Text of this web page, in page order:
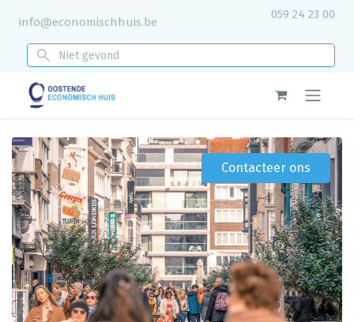
info@economischhuis.be
059 24 23 00
Contacteer ons